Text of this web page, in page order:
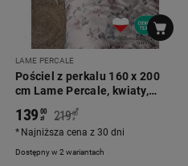
LAME PERCALE
Pościel z perkalu 160 x 200
cm Lame Percale, kwiaty,
Dostępny w 2 wariantach
139 00
zł 219 00
zł
*
Najniższa cena z 30 dni